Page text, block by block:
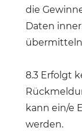
die
Daten
8.3 Erfolgt
kann ein/e
werden.